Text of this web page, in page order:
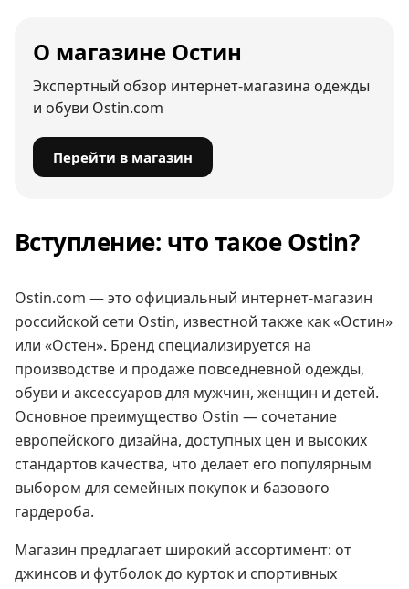
О магазине Остин
Экспертный обзор интернет-магазина одежды
и обуви Ostin.com
Перейти в магазин
Вступление: что такое Ostin?
Ostin.com — это официальный интернет-магазин
российской сети Ostin, известной также как «Остин»
или «Остен». Бренд специализируется на
производстве и продаже повседневной одежды,
обуви и аксессуаров для мужчин, женщин и детей.
Основное преимущество Ostin — сочетание
европейского дизайна, доступных цен и высоких
стандартов качества, что делает его популярным
выбором для семейных покупок и базового
гардероба.
Магазин предлагает широкий ассортимент: от
джинсов и футболок до курток и спортивных